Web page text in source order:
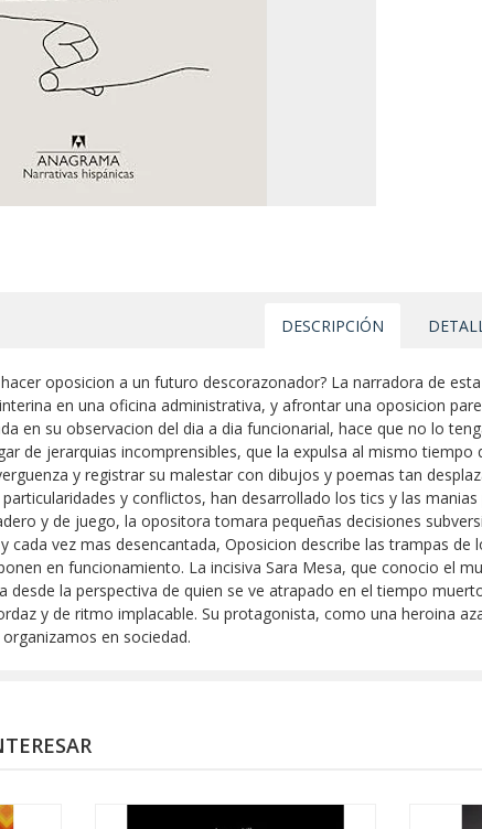
DESCRIPCIÓN
oposicion a un futuro descorazonador? La narradora de
en una oficina administrativa, y afrontar una oposicion
en su observacion del dia a dia funcionarial, hace que no lo
de jerarquias incomprensibles, que la expulsa al mismo
y registrar su malestar con dibujos y poemas tan
y conflictos, han desarrollado los tics y las
y de juego, la opositora tomara pequeñas decisiones
cada vez mas desencantada, Oposicion describe las trampas
en funcionamiento. La incisiva Sara Mesa, que conocio el
desde la perspectiva de quien se ve atrapado en el tiempo
y de ritmo implacable. Su protagonista, como una heroina
en sociedad.